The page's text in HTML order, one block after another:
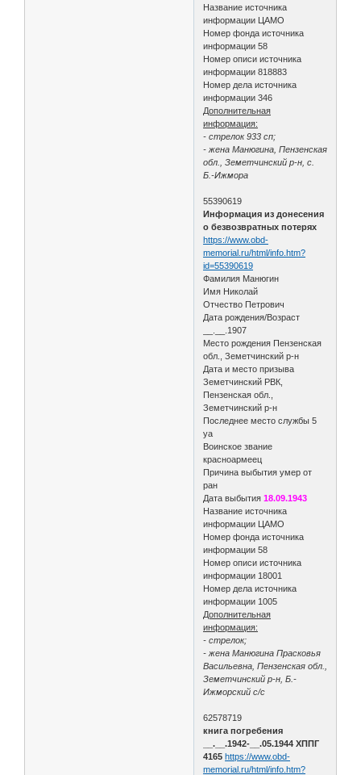
Название источника
информации ЦАМО
Номер фонда источника
информации 58
Номер описи источника
информации 818883
Номер дела источника
информации 346
Дополнительная
информация:
- стрелок 933 сп;
- жена Манюгина, Пензенская
обл., Земетчинский р-н, с.
Б.-Ижмора
55390619
Информация из донесения
о безвозвратных потерях
https://www.obd-
memorial.ru/html/info.htm?
id=55390619
Фамилия Манюгин
Имя Николай
Отчество Петрович
Дата рождения/Возраст
__.__.1907
Место рождения Пензенская
обл., Земетчинский р-н
Дата и место призыва
Земетчинский РВК,
Пензенская обл.,
Земетчинский р-н
Последнее место службы 5
уа
Воинское звание
красноармеец
Причина выбытия умер от
ран
Дата выбытия18.09.1943
Название источника
информации ЦАМО
Номер фонда источника
информации 58
Номер описи источника
информации 18001
Номер дела источника
информации 1005
Дополнительная
информация:
- стрелок;
- жена Манюгина Прасковья
Васильевна, Пензенская обл.,
Земетчинский р-н, Б.-
Ижморский с/с
62578719
книга погребения
__.__.1942-__.05.1944 ХППГ
4165https://www.obd-
memorial.ru/html/info.htm?